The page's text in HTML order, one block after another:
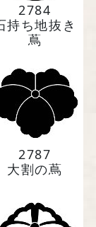
京区
2784
持ち地抜き
蔦
2787
大割の蔦